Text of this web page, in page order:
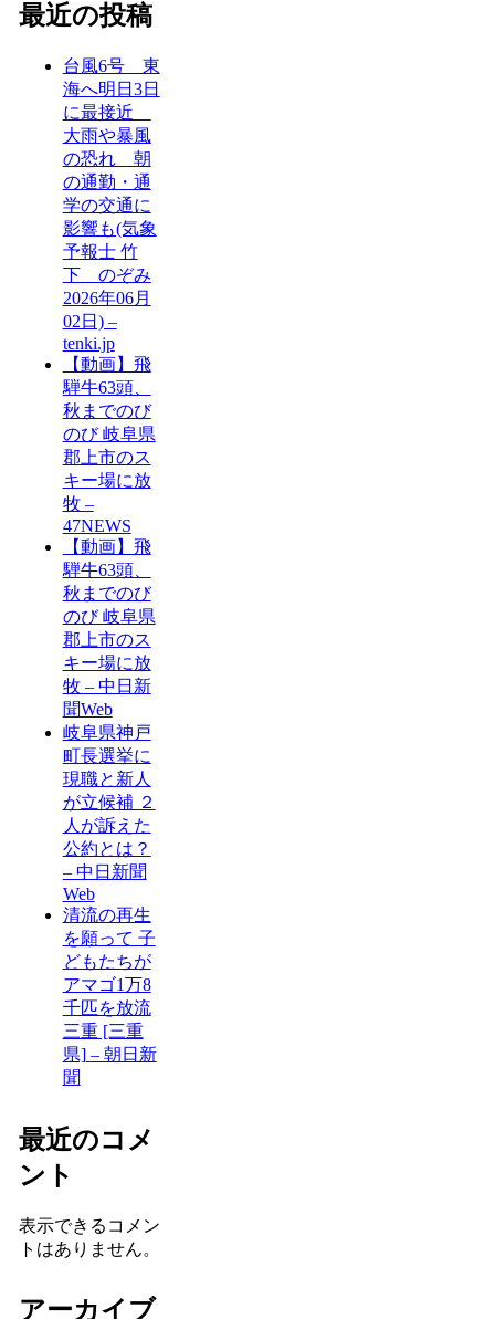
最近の投稿
台風6号 東
海へ明日3日
に最接近
大雨や暴風
の恐れ 朝
の通勤・通
学の交通に
影響も(気象
予報士 竹
下 のぞみ
2026年06月
02日) –
tenki.jp
【動画】飛
騨牛63頭、
秋までのび
のび 岐阜県
郡上市のス
キー場に放
牧 –
47NEWS
【動画】飛
騨牛63頭、
秋までのび
のび 岐阜県
郡上市のス
キー場に放
牧 – 中日新
聞Web
岐阜県神戸
町長選挙に
現職と新人
が立候補 ２
人が訴えた
公約とは？
– 中日新聞
Web
清流の再生
を願って 子
どもたちが
アマゴ1万8
千匹を放流
三重 [三重
県] – 朝日新
聞
最近のコメ
ント
表示できるコメン
トはありません。
アーカイブ